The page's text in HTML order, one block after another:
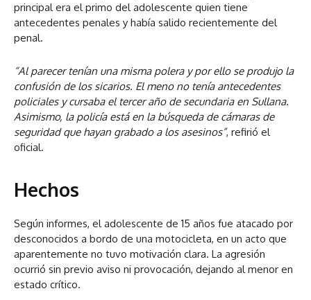
principal era el primo del adolescente quien tiene
antecedentes penales y había salido recientemente del
penal.
“Al parecer tenían una misma polera y por ello se produjo la
confusión de los sicarios. El meno no tenía antecedentes
policiales y cursaba el tercer año de secundaria en Sullana.
Asimismo, la policía está en la búsqueda de cámaras de
seguridad que hayan grabado a los asesinos”, refirió el
oficial.
Hechos
Según informes, el adolescente de 15 años fue atacado por
desconocidos a bordo de una motocicleta, en un acto que
aparentemente no tuvo motivación clara. La agresión
ocurrió sin previo aviso ni provocación, dejando al menor en
estado crítico.